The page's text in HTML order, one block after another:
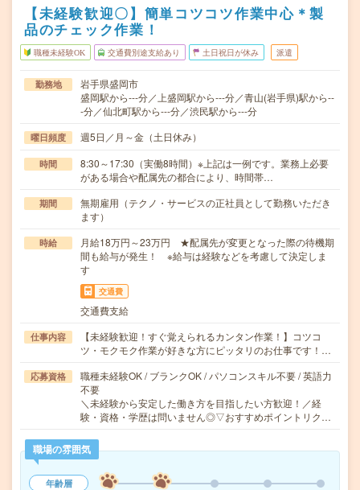
【未経験歓迎〇】簡単コツコツ作業中心＊製
品のチェック作業！
職種未経験OK 交通費別途支給あり 土日祝日が休み 派遣
勤務地
岩手県盛岡市
盛岡駅から---分／上盛岡駅から---分／青山(岩手県)駅から--
-分／仙北町駅から---分／渋民駅から---分
曜日頻度 週5日／月～金（土日休み）
時間
8:30～17:30（実働8時間）※上記は一例です。業務上必要
がある場合や配属先の都合により、時間帯…
期間
無期雇用（テクノ・サービスの正社員として勤務いただき
ます）
時給
月給18万円～23万円 ★配属先が変更となった際の待機期
間も給与が発生！ ※給与は経験などを考慮して決定しま
す
交通費
交通費支給
仕事内容
【未経験歓迎！すぐ覚えられるカンタン作業！】コツコ
ツ・モクモク作業が好きな方にピッタリのお仕事です！…
応募資格
職種未経験OK / ブランクOK / パソコンスキル不要 / 英語力
不要
＼未経験から安定した働き方を目指したい方歓迎！／経
験・資格・学歴は問いません◎▽おすすめポイントリク…
職場の雰囲気
年齢層